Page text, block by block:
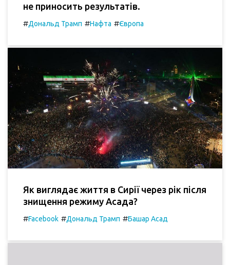
не приносить результатів.
#Дональд Трамп #Нафта #Європа
Як виглядає життя в Сирії через рік після
знищення режиму Асада?
#Facebook #Дональд Трамп #Башар Асад